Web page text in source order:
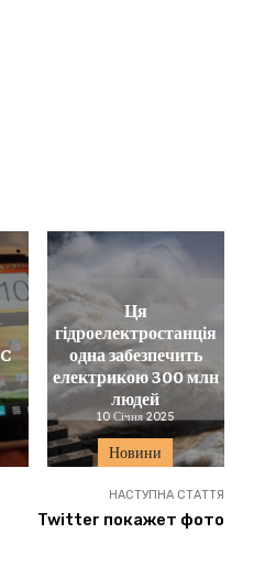
Новини
Ця
гідроелектростанція
одна забезпечить
електрикою 300 млн
людей
10 Січня 2025
НАСТУПНА СТАТТЯ
Twitter покажет фото